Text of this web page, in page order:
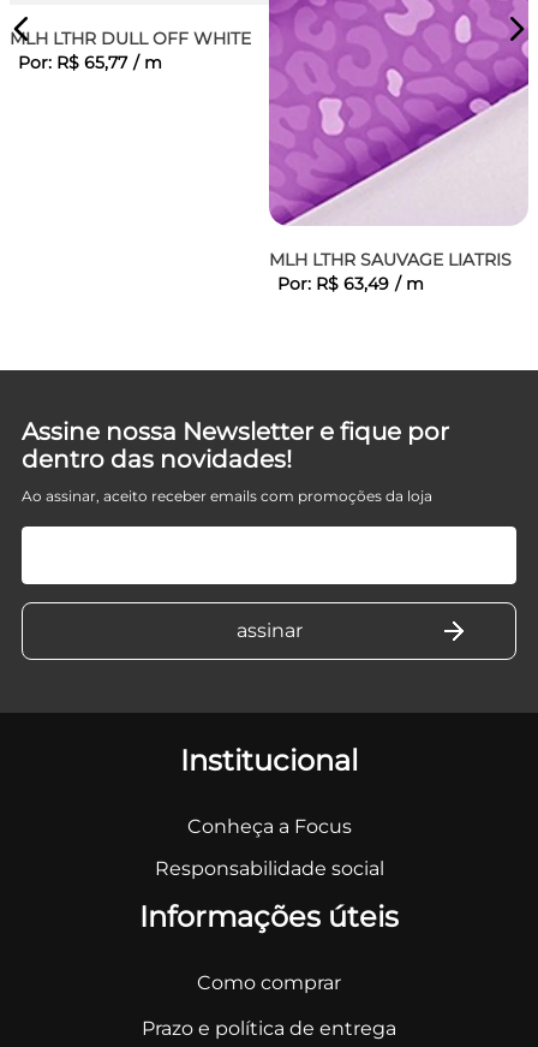
MLH LTHR DULL OFF WHITE
Por: R$ 65,77 / m
MLH LTHR SAUVAGE LIATRIS
Por: R$ 63,49 / m
Assine nossa Newsletter e fique por
dentro das novidades!
Ao assinar, aceito receber emails com promoções da loja
Institucional
Conheça a Focus
Responsabilidade social
Informações úteis
Como comprar
Prazo e política de entrega